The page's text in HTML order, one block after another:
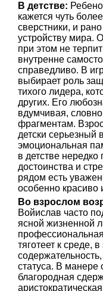
В детстве:
кажется чуть
сверстники, и
устройству мира.
при этом не
внутренне
справедливо. В
выбирает роль
тихого лидера,
других. Его
вдумчивая,
фрагментам.
детски серьезный
эмоциональная
в детстве нередко
достоинства и
рядом есть
особенно красиво
Во взрослом
Войислав часто
ясной жизненной
тяготеет к среде,
статуса. В
благородная